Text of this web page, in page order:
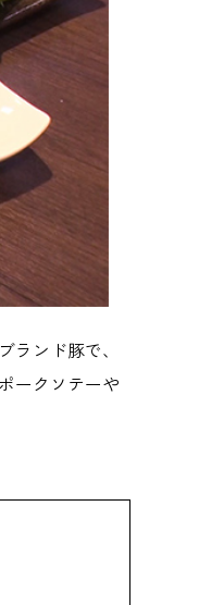
ンド豚で、
ークソテーや